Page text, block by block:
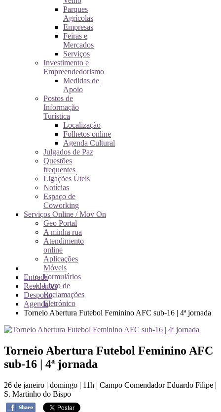
Parques
Agrícolas
Empresas
Feiras e
Mercados
Serviços
Investimento e
Empreendedorismo
Medidas de
Apoio
Postos de
Informação
Turística
Localização
Folhetos online
Agenda Cultural
Julgados de Paz
Questões
frequentes
Ligações Úteis
Notícias
Espaço de
Coworking
Serviços Online / Mov On
Geo Portal
A minha rua
Atendimento
online
Aplicações
Móveis
Formulários
Livro de
Reclamações
Eletrónico
Entrada
Residentes
Desporto
Agenda
Torneio Abertura Futebol Feminino AFC sub-16 | 4ª jornada
Torneio Abertura Futebol Feminino AFC
sub-16 | 4ª jornada
26 de janeiro | domingo | 11h | Campo Comendador Eduardo Filipe |
S. Martinho do Bispo